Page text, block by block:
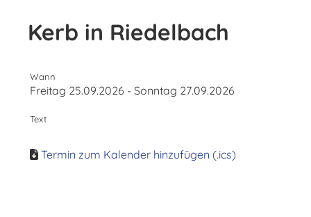
Kerb in Riedelbach
Wann
Freitag 25.09.2026 - Sonntag 27.09.2026
Text
Termin zum Kalender hinzufügen (.ics)